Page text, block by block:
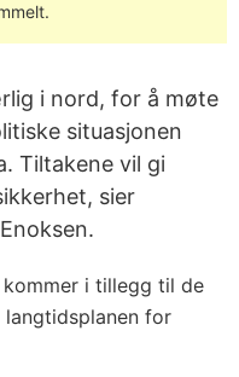
i nord, for å møte
situasjonen
Tiltakene vil gi
sier
i tillegg til de
langtidsplanen for